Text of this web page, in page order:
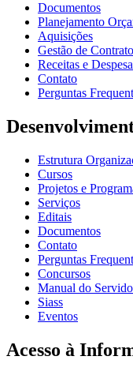
Documentos
Planejamento
Aquisições
Gestão de
Receitas e
Contato
Perguntas
Estrutura
Cursos
Projetos e
Serviços
Editais
Documentos
Contato
Perguntas
Concursos
Manual do
Siass
Eventos
Acesso à